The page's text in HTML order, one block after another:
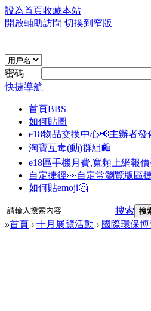
設為首頁收藏本站
開啟輔助訪問 切換到窄版
密碼
快捷導航
首頁BBS
如何貼圖
e18物品交換中心📢主辦者發
淘寶互毒(動)群組🛍️
e18區手機月費,寬頻上網報
自定捷徑👀自定常瀏覽版區
如何貼emoji🤔
搜索 搜
»首頁 › 十月展覽活動 › 國際環保博